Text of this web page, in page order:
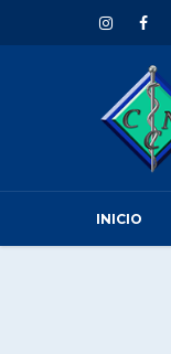
INICIO